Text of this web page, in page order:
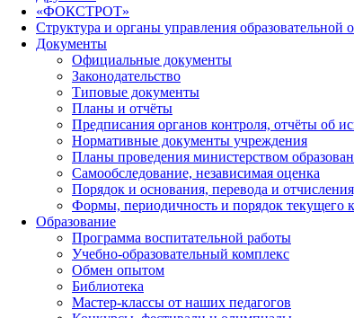
«ФОКСТРОТ»
Структура и органы управления образовательной
Документы
Официальные документы
Законодательство
Типовые документы
Планы и отчёты
Предписания органов контроля, отчёты об
Нормативные документы учреждения
Планы проведения министерством
Самообследование, независимая оценка
Порядок и основания, перевода и
Формы, периодичность и порядок текущего
Образование
Программа воспитательной работы
Учебно-образовательный комплекс
Обмен опытом
Библиотека
Мастер-классы от наших педагогов